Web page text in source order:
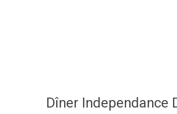
Dîner Independance